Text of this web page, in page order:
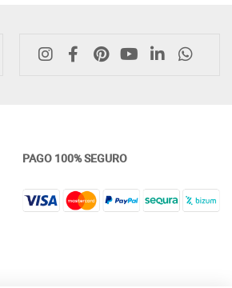
COSIDO A MANO DE
ARTESANAL
PAGO 100% SEGURO